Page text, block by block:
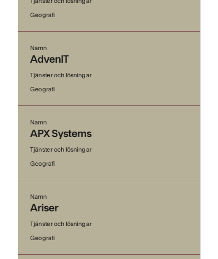
Geografi
Namn
AdvenIT
Tjänster och lösningar
Geografi
Namn
APX Systems
Tjänster och lösningar
Geografi
Namn
Ariser
Tjänster och lösningar
Geografi